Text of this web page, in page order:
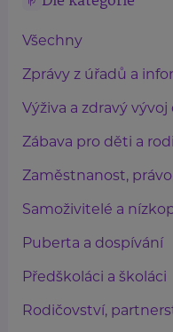
Všechny
Zprávy z úřadů a
Výživa a zdravý
Zábava pro děti a
Zaměstnanost,
Samoživitelé a
Puberta a dospívání
Předškoláci a školáci
Rodičovství,